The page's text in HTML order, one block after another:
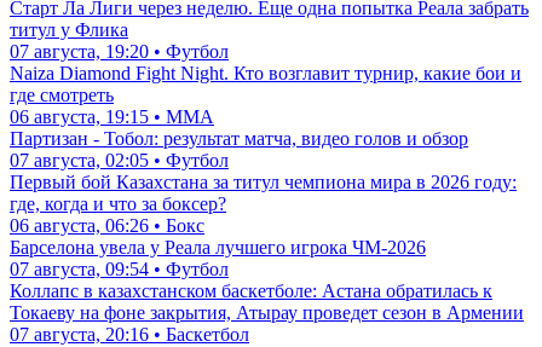
Старт Ла Лиги через неделю. Еще одна попытка Реала забрать
титул у Флика
07 августа, 19:20 • Футбол
Naiza Diamond Fight Night. Кто возглавит турнир, какие бои и
где смотреть
06 августа, 19:15 • ММА
Партизан - Тобол: результат матча, видео голов и обзор
07 августа, 02:05 • Футбол
Первый бой Казахстана за титул чемпиона мира в 2026 году:
где, когда и что за боксер?
06 августа, 06:26 • Бокс
Барселона увела у Реала лучшего игрока ЧМ-2026
07 августа, 09:54 • Футбол
Коллапс в казахстанском баскетболе: Астана обратилась к
Токаеву на фоне закрытия, Атырау проведет сезон в Армении
07 августа, 20:16 • Баскетбол